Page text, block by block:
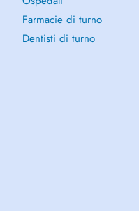
Farmacie di turno
Dentisti di turno